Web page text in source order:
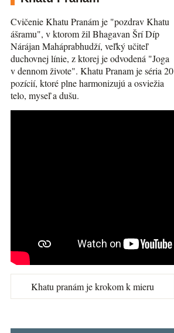
Cvičenie Khatu Pranám je "pozdrav Khatu
ášramu", v ktorom žil Bhagavan Šrí Díp
Nárájan Maháprabhudží, veľký učiteľ
duchovnej línie, z ktorej je odvodená "Joga
v dennom živote". Khatu Pranam je séria 20
pozícií, ktoré plne harmonizujú a osviežia
telo, myseľ a dušu.
Khatu pranám je krokom k mieru